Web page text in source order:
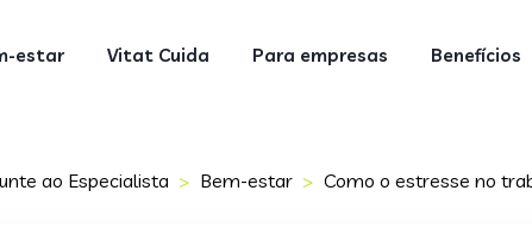
estar Vitat Cuida Para empresas Benefícios
ao Especialista Bem-estar Como o estresse no